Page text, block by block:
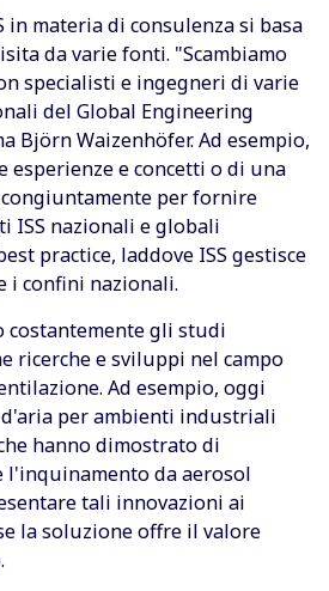
in materia di consulenza si basa
da varie fonti. "Scambiamo
specialisti e ingegneri di varie
del Global Engineering
Björn Waizenhöfer. Ad esempio,
esperienze e concetti o di una
per fornire
ISS nazionali e globali
practice, laddove ISS gestisce
i confini nazionali.
gli studi
ricerche e sviluppi nel campo
Ad esempio, oggi
per ambienti industriali
hanno dimostrato di
da aerosol
tali innovazioni ai
la soluzione offre il valore